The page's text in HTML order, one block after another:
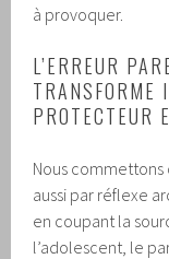
à provoquer.
L’ERREUR
TRANSFORME
PROTECTEUR
Nous
aussi par réflexe
en coupant la
l’adolescent, le